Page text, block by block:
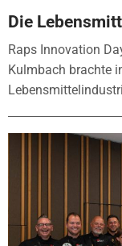
Die
Raps Innovation
Kulmbach brachte